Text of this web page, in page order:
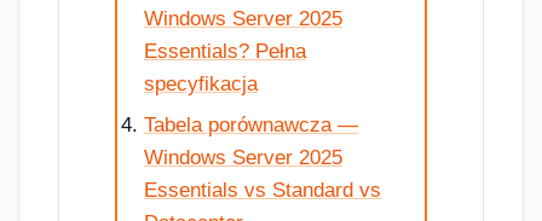
Windows Server 2025
Essentials? Pełna
specyfikacja
Tabela porównawcza —
Windows Server 2025
Essentials vs Standard vs